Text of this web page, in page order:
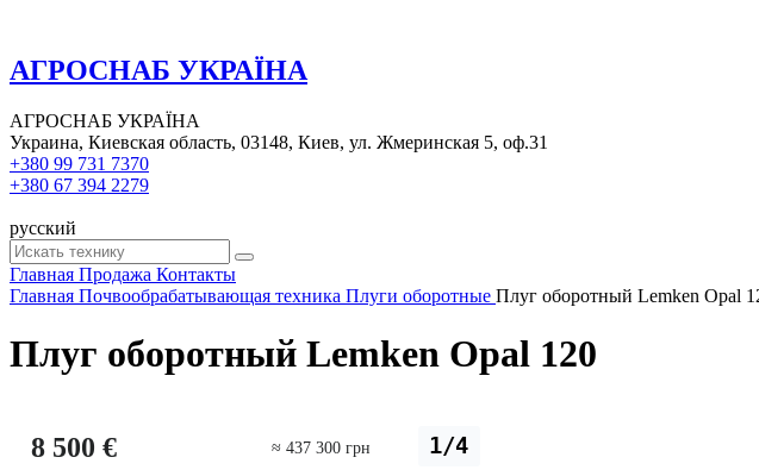
АГРОСНАБ УКРАЇНА
АГРОСНАБ УКРАЇНА
Украина, Киевская область, 03148, Киев, ул. Жмеринская 5, оф.31
+380 99 731 7370
+380 67 394 2279
русский
Главная Продажа Контакты
Главная Почвообрабатывающая техника Плуги оборотные Плуг оборотный Lemken Opal
Плуг оборотный Lemken Opal 120
1/4
8 500 € ≈ 437 300 грн